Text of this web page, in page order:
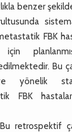
benzer
FBK
için
Bu
yönelik
FBK
retrospektif